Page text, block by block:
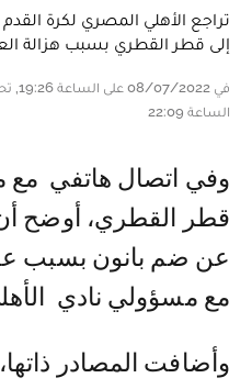
تراجع الأهلي المصري لكرة
إلى قطر القطري بسبب هزالة
الساعة 22:09
وفي اتصال هاتفي مع مسؤول في فريق
قطر القطري، أوضح
عن ضم بانون بسبب
مع مسؤولي نادي
وأضافت المصادر